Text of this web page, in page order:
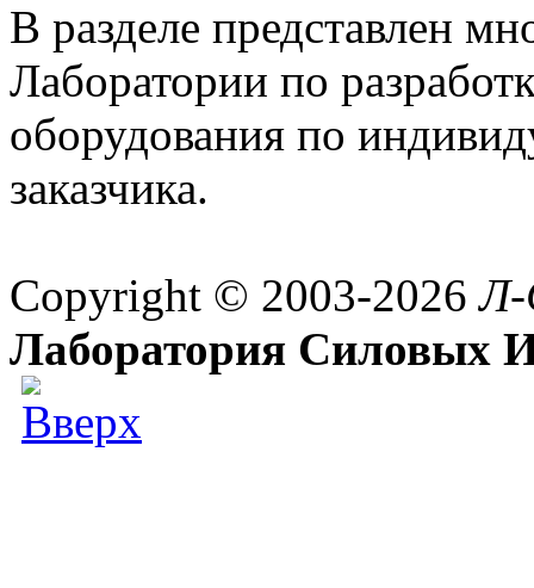
В разделе представлен
Лаборатории по
оборудования по
заказчика.
Copyright © 2003-2026
Лаборатория Силовых